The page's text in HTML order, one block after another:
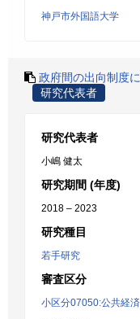
神戸市外国語大学
政府間の出向制度
研究代表者
研究代表者
小嶋 健太
研究期間 (年度)
2018 – 2023
研究種目
若手研究
審査区分
小区分07050:公共経